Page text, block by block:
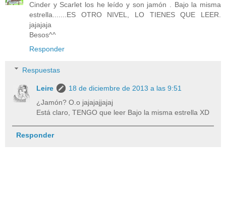
Cinder y Scarlet los he leído y son jamón . Bajo la misma
estrella.......ES OTRO NIVEL, LO TIENES QUE LEER.
jajajaja
Besos^^
Responder
Respuestas
Leire
18 de diciembre de 2013 a las 9:51
¿Jamón? O.o jajajajjajaj
Está claro, TENGO que leer Bajo la misma estrella XD
Responder